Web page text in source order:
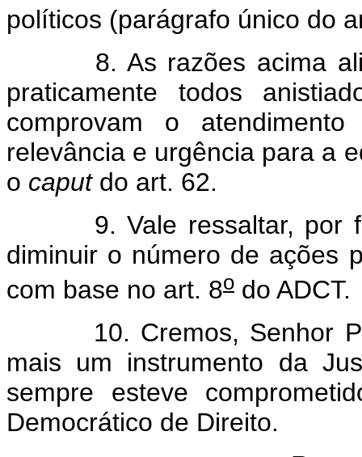
políticos (parágrafo único do
8. As razões acima
praticamente todos
comprovam o
relevância e urgência para a
o caput do art. 62.
9. Vale ressaltar, por
diminuir o número de ações
com base no art. 8o do ADCT.
10. Cremos, Senhor
mais um instrumento da
sempre esteve
Democrático de Direito.